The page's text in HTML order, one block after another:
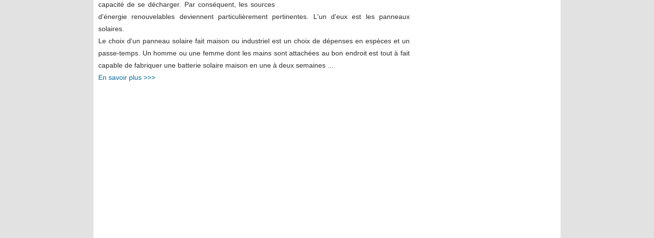
capacité de se décharger. Par conséquent, les sources
d'énergie renouvelables deviennent particulièrement pertinentes. L'un d'eux est les panneaux
solaires.
Le choix d'un panneau solaire fait maison ou industriel est un choix de dépenses en espèces et un
passe-temps. Un homme ou une femme dont les mains sont attachées au bon endroit est tout à fait
capable de fabriquer une batterie solaire maison en une à deux semaines ...
En savoir plus >>>